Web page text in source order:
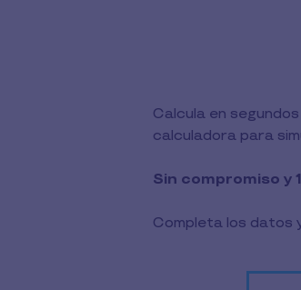
Calcula en
calculadora para
Sin compromiso y
Completa los datos